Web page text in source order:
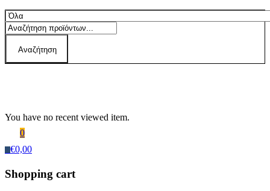
Αναζήτηση
You have no recent viewed item.
0
€0,00
Shopping cart